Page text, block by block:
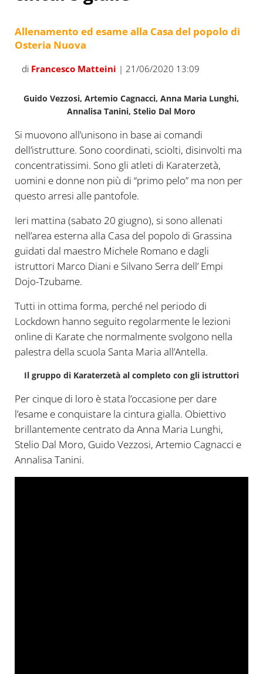
Allenamento ed esame alla Casa del popolo di
Osteria Nuova
di Francesco Matteini | 21/06/2020 13:09
Guido Vezzosi, Artemio Cagnacci, Anna Maria Lunghi,
Annalisa Tanini, Stelio Dal Moro
Si muovono all’unisono in base ai comandi
dell’istrutture. Sono coordinati, sciolti, disinvolti ma
concentratissimi. Sono gli atleti di Karaterzetà,
uomini e donne non più di “primo pelo” ma non per
questo arresi alle pantofole.
Ieri mattina (sabato 20 giugno), si sono allenati
nell’area esterna alla Casa del popolo di Grassina
guidati dal maestro Michele Romano e dagli
istruttori Marco Diani e Silvano Serra dell’ Empi
Dojo-Tzubame.
Tutti in ottima forma, perché nel periodo di
Lockdown hanno seguito regolarmente le lezioni
online di Karate che normalmente svolgono nella
palestra della scuola Santa Maria all’Antella.
Il gruppo di Karaterzetà al completo con gli istruttori
Per cinque di loro è stata l’occasione per dare
l’esame e conquistare la cintura gialla. Obiettivo
brillantemente centrato da Anna Maria Lunghi,
Stelio Dal Moro, Guido Vezzosi, Artemio Cagnacci e
Annalisa Tanini.